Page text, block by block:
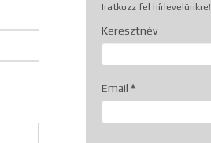
Iratkozz fel hírlevelünkre!
Keresztnév
Email *